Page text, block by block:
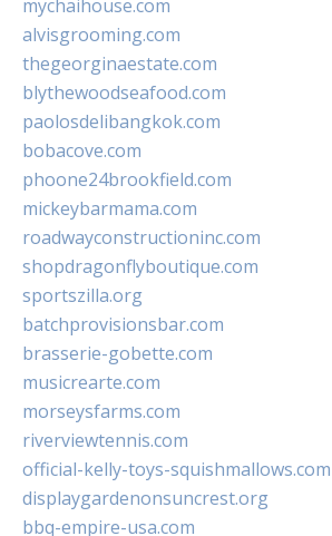
mychaihouse.com
alvisgrooming.com
thegeorginaestate.com
blythewoodseafood.com
paolosdelibangkok.com
bobacove.com
phoone24brookfield.com
mickeybarmama.com
roadwayconstructioninc.com
shopdragonflyboutique.com
sportszilla.org
batchprovisionsbar.com
brasserie-gobette.com
musicrearte.com
morseysfarms.com
riverviewtennis.com
official-kelly-toys-squishmallows.com
displaygardenonsuncrest.org
bbq-empire-usa.com